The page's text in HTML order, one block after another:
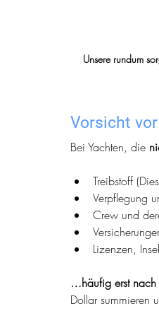
Unsere rundum
Vorsicht
Bei Yachten, die
Treibstoff
Verpflegung
Crew und
Lizenzen,
…häufig erst nach
Dollar summieren